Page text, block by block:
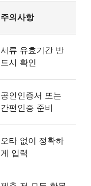
주의사항
서류 유효기간 반
드시 확인
공인인증서 또는
간편인증 준비
오타 없이 정확하
게 입력